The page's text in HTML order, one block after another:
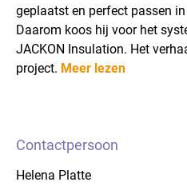
geplaatst en perfect passen
Daarom koos hij voor het
JACKON Insulation. Het
project. Meer lezen
Contactpersoon
Helena Platte